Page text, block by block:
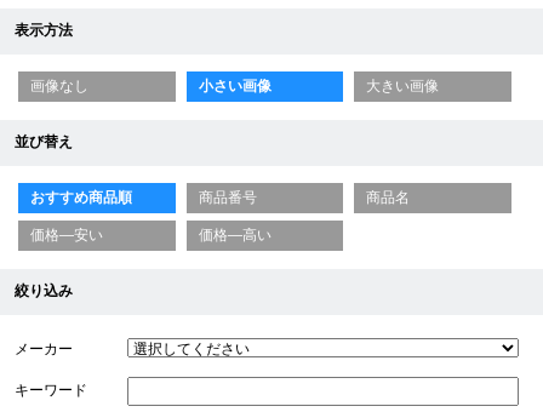
表示方法
画像なし 小さい画像 大きい画像
並び替え
おすすめ商品順 商品番号 商品名
価格—安い 価格—高い
絞り込み
メーカー
キーワード